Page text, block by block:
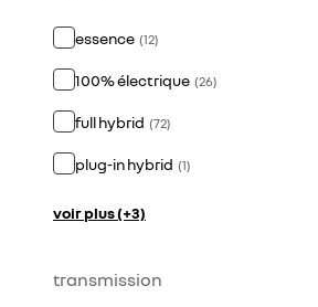
essence (12)
100% électrique (26)
full hybrid (72)
plug-in hybrid (1)
voir plus (+3)
transmission